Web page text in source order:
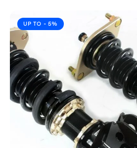
UP TO - 5%